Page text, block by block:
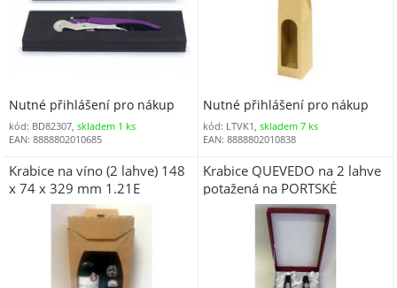
Nutné přihlášení pro nákup
kód: BD82307, skladem 1 ks
EAN: 8888802010685
Nutné přihlášení pro nákup
kód: LTVK1,skladem 7 ks
EAN: 8888802010838
Krabice na víno (2 lahve) 148
x 74 x 329 mm 1.21E
Krabice QUEVEDO na 2 lahve
potažená na PORTSKÉ